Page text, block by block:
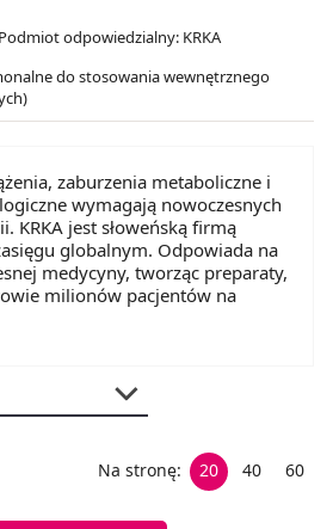
odpowiedzialny: KRKA
do stosowania wewnętrznego
zaburzenia metaboliczne i
wymagają nowoczesnych
KRKA jest słoweńską firmą
globalnym. Odpowiada na
medycyny, tworząc preparaty,
milionów pacjentów na
Na stronę: 20 40 60